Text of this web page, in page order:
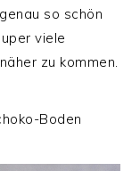
so schön
viele
zu kommen.